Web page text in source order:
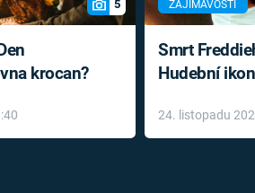
5
krocan?
ZAJÍMAVOSTI
Smrt
Hudební
léky
24. listopadu